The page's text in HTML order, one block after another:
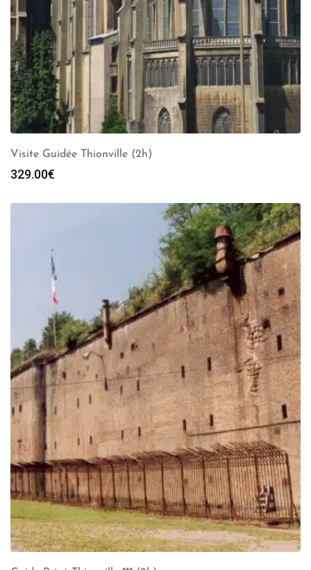
Visite Guidée Thionville (2h)
329.00€